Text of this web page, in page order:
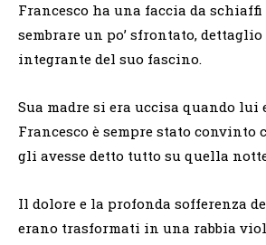
Francesco ha una faccia da
sembrare un po’ sfrontato, dettaglio
integrante del suo fascino.
Sua madre si era uccisa quando lui
Francesco è sempre stato convinto
gli avesse detto tutto su quella
Il dolore e la profonda sofferenza
erano trasformati in una rabbia